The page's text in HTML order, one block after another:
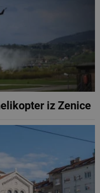
iz Zenice